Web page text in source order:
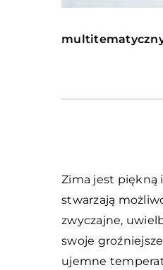
Zima jest piękną
stwarzają
zwyczajne,
swoje
ujemne